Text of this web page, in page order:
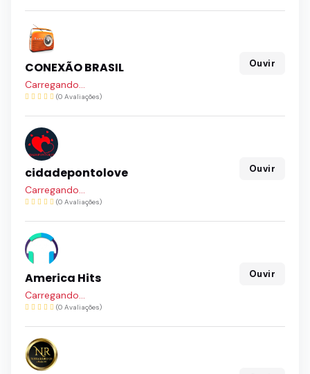
CONEXÃO BRASIL
Carregando...
(0 Avaliações)
Ouvir
cidadepontolove
Carregando...
(0 Avaliações)
Ouvir
America Hits
Carregando...
(0 Avaliações)
Ouvir